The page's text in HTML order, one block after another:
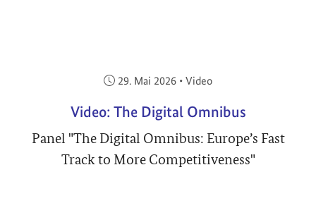
Veröffentlicht am:
29. Mai 2026 • Video
Video: The Digital Omnibus
Panel "The Digital Omnibus: Europe’s Fast
Track to More Competitiveness"